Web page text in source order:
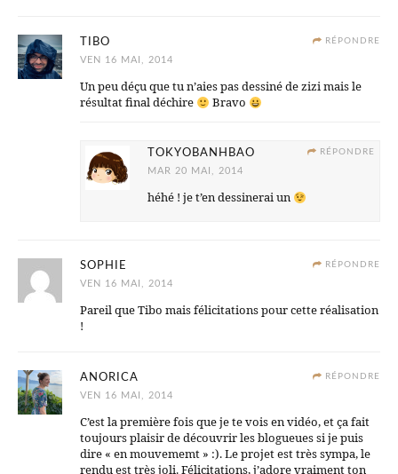
RÉPONDRE
TIBO
VEN 16 MAI, 2014
Un peu déçu que tu n’aies pas dessiné de zizi mais le
résultat final déchire
Bravo
RÉPONDRE
TOKYOBANHBAO
MAR 20 MAI, 2014
héhé ! je t’en dessinerai un
RÉPONDRE
SOPHIE
VEN 16 MAI, 2014
Pareil que Tibo mais félicitations pour cette réalisation
!
RÉPONDRE
ANORICA
VEN 16 MAI, 2014
C’est la première fois que je te vois en vidéo, et ça fait
toujours plaisir de découvrir les blogueues si je puis
dire « en mouvememt » :). Le projet est très sympa, le
rendu est très joli. Félicitations, j’adore vraiment ton